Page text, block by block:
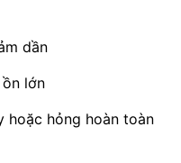
dần
lớn
hoặc hỏng hoàn toàn